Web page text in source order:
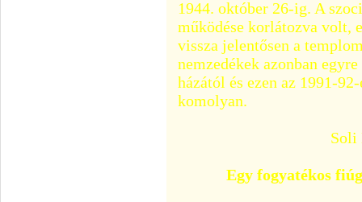
1944. október 26-ig. A
működése korlátozva volt,
vissza jelentősen a
nemzedékek azonban
házától és ezen az 1991-
komolyan.
Soli
Egy fogyatékos